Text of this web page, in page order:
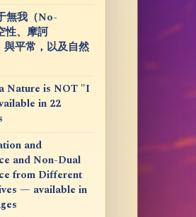
無我（No-
性、摩訶
與平常，以及自然
Nature is NOT "I
in 22
and
and Non-Dual
from Different
— available in